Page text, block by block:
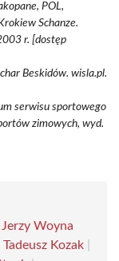
POL,
Schanze.
r. [dostęp
Beskidów. wisla.pl.
serwisu sportowego
zimowych, wyd.
Jerzy Woyna
Tadeusz Kozak